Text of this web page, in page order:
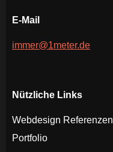
E-Mail
immer@1meter.de
Nützliche Links
Webdesign Referenzen
Portfolio